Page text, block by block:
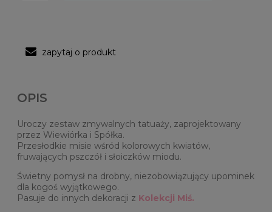
zapytaj o produkt
OPIS
Uroczy zestaw zmywalnych tatuaży, zaprojektowany
przez Wiewiórka i Spółka.
Przesłodkie misie wśród kolorowych kwiatów,
fruwających pszczół i słoiczków miodu.
Świetny pomysł na drobny, niezobowiązujący upominek
dla kogoś wyjątkowego.
Pasuje do innych dekoracji z Kolekcji Miś.